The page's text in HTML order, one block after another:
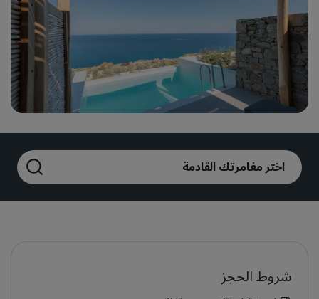
بارك بلازا بارك إن باي راديسون
Prize by Radisson كانتري إن آند سويتس
العلامات التجارية التابعة في الصين
J.
فنادق في وسط المدينة
تفضل بزيارة مدونتنا
اختر مغامرتك القادمة
شروط الحجز